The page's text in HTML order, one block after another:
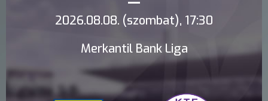
2026.08.08. (szombat), 17:30
Merkantil Bank Liga